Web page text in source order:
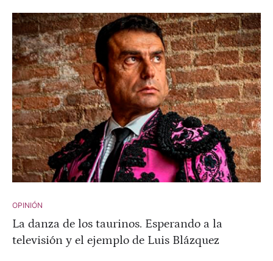
OPINIÓN
La danza de los taurinos. Esperando a la
televisión y el ejemplo de Luis Blázquez